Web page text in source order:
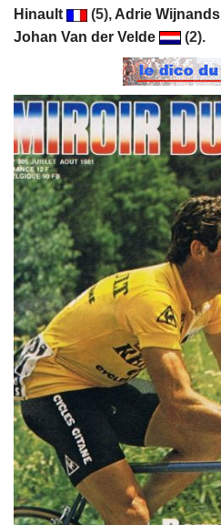
Hinault
(5), Adrie Wijnands
Johan Van der Velde
(2).